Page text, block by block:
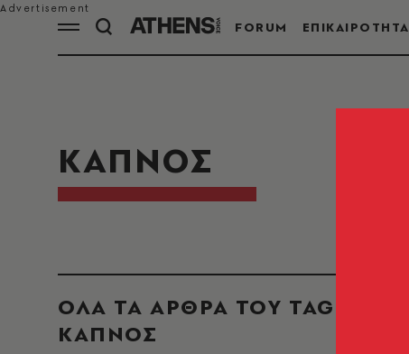
FORUM ΕΠΙΚΑΙΡΟΤΗΤΑ
ΚΑΠΝΟΣ
ΟΛΑ ΤΑ ΑΡΘΡΑ ΤΟΥ TAG
ΚΑΠΝΟΣ